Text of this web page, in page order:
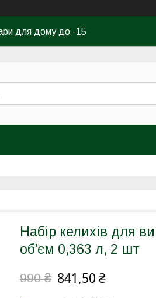
для дому до -15
Набір келихів для
об'єм 0,363 л, 2 шт
990 ₴ 841,50 ₴